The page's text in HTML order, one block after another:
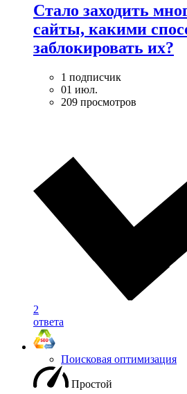
Стало заходить
сайты, какими
заблокировать их?
1 подписчик
01 июл.
209 просмотров
2
ответа
Поисковая оптимизация
Простой